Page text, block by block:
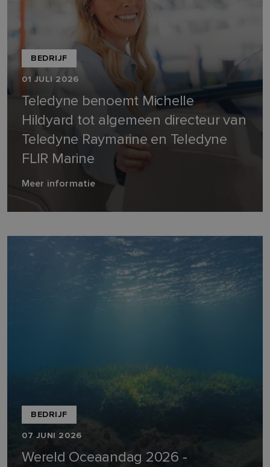
BEDRIJF
01 JULI 2026
Teledyne benoemt Michelle
Hildyard tot algemeen directeur van
Teledyne Raymarine en Teledyne
FLIR Marine
Meer informatie
BEDRIJF
07 JUNI 2026
Wereld Oceaandag 2026 -